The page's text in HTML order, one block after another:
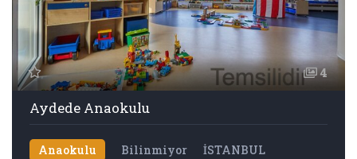
4
Aydede Anaokulu
Anaokulu Bilinmiyor İSTANBUL